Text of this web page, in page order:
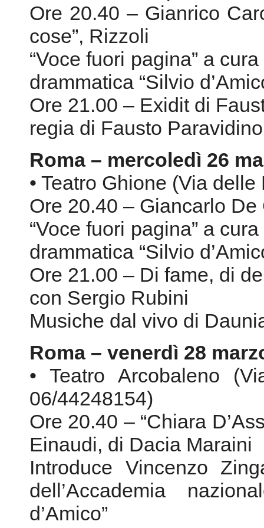
Ore 21.00 – Exidit di
regia di Fausto Paravidino
Roma – mercoledì 26
• Teatro Ghione (Via
Ore 20.40 – Giancarlo De
“Voce fuori pagina” a
drammatica “Silvio
Ore 21.00 – Di fame, di
con Sergio Rubini
Musiche dal vivo di
Roma – venerdì 28
• Teatro Arcobaleno
06/44248154)
Ore 20.40 – “Chiara
Einaudi, di Dacia Maraini
Introduce Vincenzo
dell’Accademia
d’Amico”
Ore 21.00 – Federico…
Nicola Bonimelli, con
regia di Walter
MAGGIO